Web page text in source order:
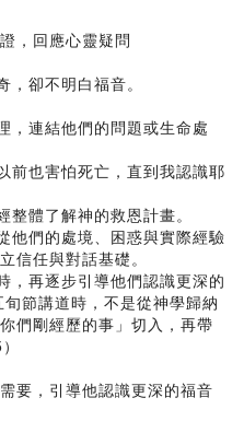
，回應心靈疑問
卻不明白福音。
，連結他們的問題或生命處
前也害怕死亡，直到我認識耶
體了解神的救恩計畫。
他們的處境、困惑與實際經驗
信任與對話基礎。
，再逐步引導他們認識更深的
節講道時，不是從神學歸納
們剛經歷的事」切入，再帶
要，引導他認識更深的福音